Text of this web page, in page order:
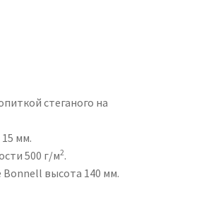
стеганого на
мм.
500 г/м2.
Bonnell высота 140 мм.